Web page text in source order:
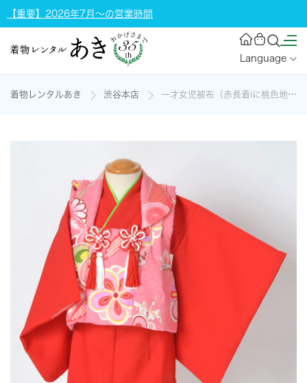
【重要】2026年7月～の営業時間
Language
着物レンタルあき 渋谷本店 一才女児被布（赤長着iに桃色地の宝づくし模様被布）の着物レンタル